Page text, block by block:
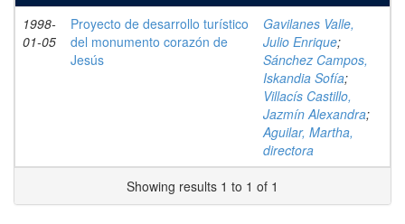
1998-
01-05
Proyecto de desarrollo turístico
del monumento corazón de
Jesús
Gavilanes Valle,
Julio Enrique;
Sánchez Campos,
Iskandia Sofía;
Villacís Castillo,
Jazmín Alexandra;
Aguilar, Martha,
directora
Showing results 1 to 1 of 1